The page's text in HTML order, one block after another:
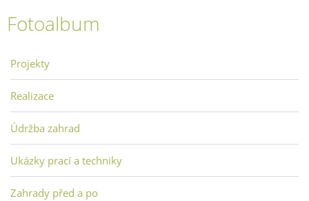
Fotoalbum
Projekty
Realizace
Údržba zahrad
Ukázky prací a techniky
Zahrady před a po